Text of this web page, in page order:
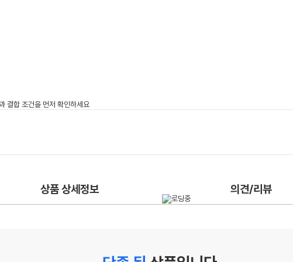
상품 상세정보 의견/리뷰